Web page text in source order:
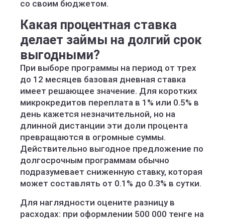
со своим бюджетом.
Какая процентная ставка
делает займы на долгий срок
выгодными?
При выборе программы на период от трех
до 12 месяцев базовая дневная ставка
имеет решающее значение. Для коротких
микрокредитов переплата в 1% или 0.5% в
день кажется незначительной, но на
длинной дистанции эти доли процента
превращаются в огромные суммы.
Действительно выгодное предложение по
долгосрочным программам обычно
подразумевает сниженную ставку, которая
может составлять от 0.1% до 0.3% в сутки.
Для наглядности оцените разницу в
расходах: при оформлении 500 000 тенге на